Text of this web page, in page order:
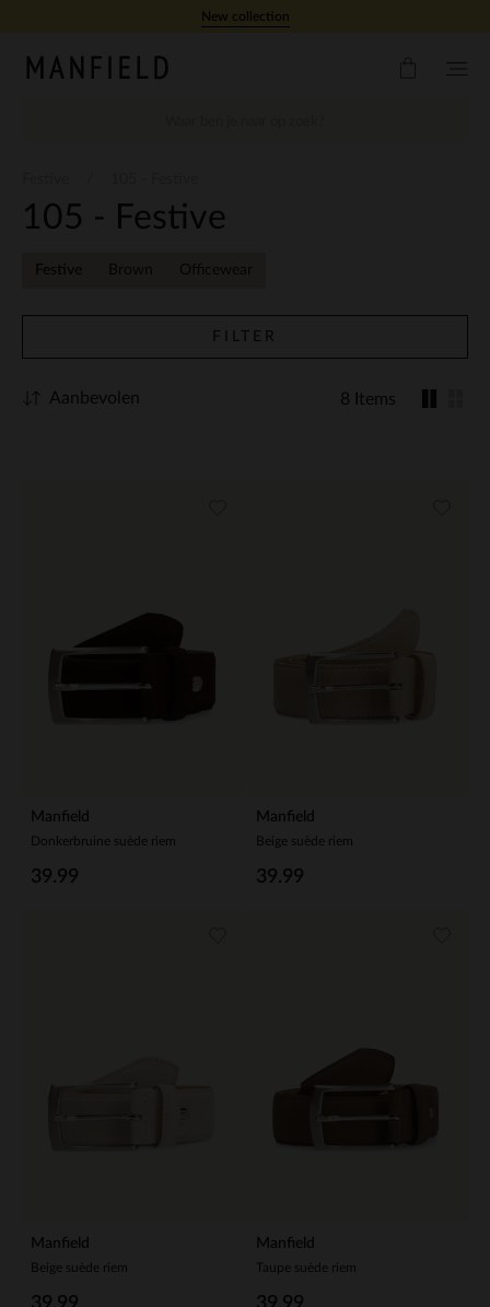
New collection
105 - Festive
Festive Brown Officewear
FILTER
8 Items
Aanbevolen
Manfield
Donkerbruine suède riem
39.99
Manfield
Beige suède riem
39.99
Manfield
Beige suède riem
Manfield
Taupe suède riem